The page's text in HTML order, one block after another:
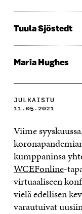
Tuula Sjöstedt
Maria Hughes
JULKAISTU
11.05.2021
Viime
kumppaninsa
WCEFonline-
virtuaaliseen
vielä edellisen
varautuivat